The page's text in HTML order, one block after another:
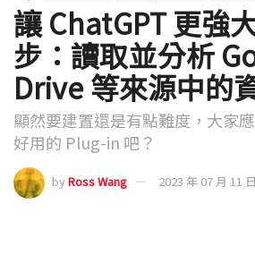
讓 ChatGPT 更強
步：讀取並分析
Drive 等來源中的
顯然要建置還是有點難度，大家
好用的 Plug-in 吧？
byRoss Wang 2023 年 07 月 11 日